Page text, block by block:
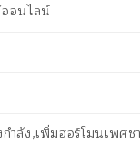
อนไลน์
ำลัง,เพิ่มฮอร์โมนเพศช